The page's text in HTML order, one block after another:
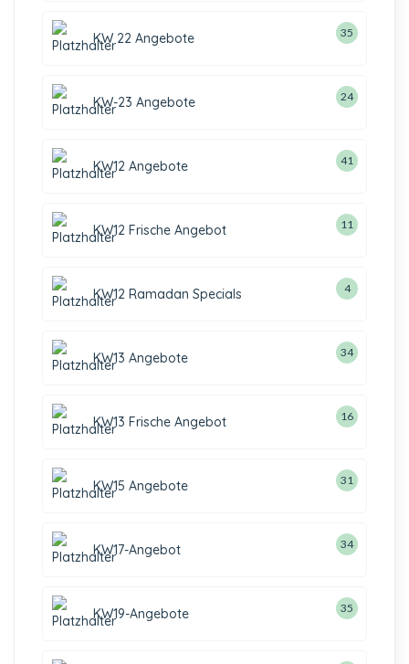
KW 22 Angebote 35
KW-23 Angebote 24
KW12 Angebote 41
KW12 Frische Angebot 11
KW12 Ramadan Specials 4
KW13 Angebote 34
KW13 Frische Angebot 16
KW15 Angebote 31
KW17-Angebot 34
KW19-Angebote 35